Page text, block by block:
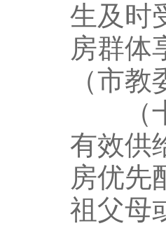
生及时
房群体
（市
（十
有效供
房优先
祖父母